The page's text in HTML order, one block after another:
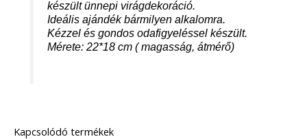
készült ünnepi virágdekoráció.
Ideális ajándék bármilyen alkalomra.
Kézzel és gondos odafigyeléssel készült.
Mérete: 22*18 cm ( magasság, átmérő)
Kapcsolódó termékek